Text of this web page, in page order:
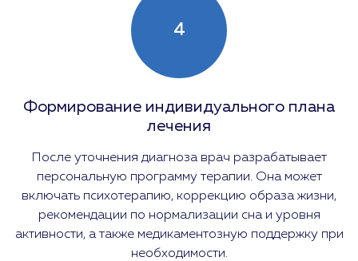
4
Формирование индивидуального плана
лечения
После уточнения диагноза врач разрабатывает
персональную программу терапии. Она может
включать психотерапию, коррекцию образа жизни,
рекомендации по нормализации сна и уровня
активности, а также медикаментозную поддержку при
необходимости.